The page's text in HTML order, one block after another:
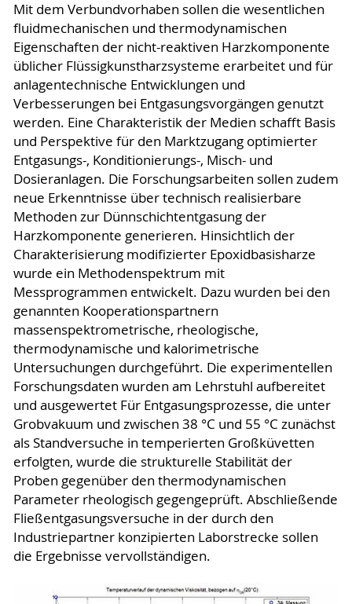
Mit dem Verbundvorhaben sollen die wesentlichen
fluidmechanischen und thermodynamischen
Eigenschaften der nicht-reaktiven Harzkomponente
üblicher Flüssigkunstharzsysteme erarbeitet und für
anlagentechnische Entwicklungen und
Verbesserungen bei Entgasungsvorgängen genutzt
werden. Eine Charakteristik der Medien schafft Basis
und Perspektive für den Marktzugang optimierter
Entgasungs-, Konditionierungs-, Misch- und
Dosieranlagen. Die Forschungsarbeiten sollen zudem
neue Erkenntnisse über technisch realisierbare
Methoden zur Dünnschichtentgasung der
Harzkomponente generieren. Hinsichtlich der
Charakterisierung modifizierter Epoxidbasisharze
wurde ein Methodenspektrum mit
Messprogrammen entwickelt. Dazu wurden bei den
genannten Kooperationspartnern
massenspektrometrische, rheologische,
thermodynamische und kalorimetrische
Untersuchungen durchgeführt. Die experimentellen
Forschungsdaten wurden am Lehrstuhl aufbereitet
und ausgewertet Für Entgasungsprozesse, die unter
Grobvakuum und zwischen 38 °C und 55 °C zunächst
als Standversuche in temperierten Großküvetten
erfolgten, wurde die strukturelle Stabilität der
Proben gegenüber den thermodynamischen
Parameter rheologisch gegengeprüft. Abschließende
Fließentgasungsversuche in der durch den
Industriepartner konzipierten Laborstrecke sollen
die Ergebnisse vervollständigen.